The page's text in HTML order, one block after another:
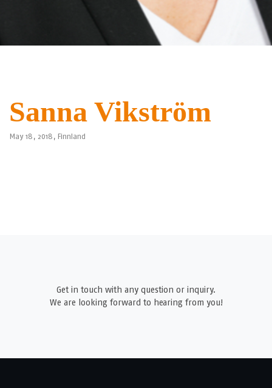
Sanna Vikström
May 18, 2018, Finnland
Get in touch with any question or inquiry.
We are looking forward to hearing from you!